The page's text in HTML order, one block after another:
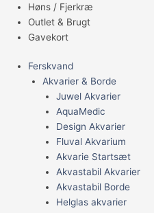
Høns / Fjerkræ
Outlet & Brugt
Gavekort
Ferskvand
Akvarier & Borde
Juwel Akvarier
AquaMedic
Design Akvarier
Fluval Akvarium
Akvarie Startsæt
Akvastabil Akvarier
Akvastabil Borde
Helglas akvarier